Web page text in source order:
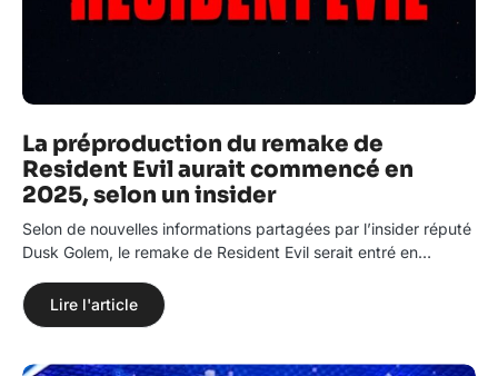
La préproduction du remake de
Resident Evil aurait commencé en
2025, selon un insider
Selon de nouvelles informations partagées par l’insider réputé
Dusk Golem, le remake de Resident Evil serait entré en…
Lire l'article